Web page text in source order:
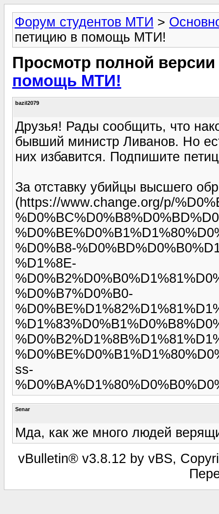
Форум студентов МТИ >
петицию в помощь МТИ!
Просмотр полной
помощь МТИ!
bazil2079
Друзья! Рады сообщить, что
бывший министр Ливанов. Но
них избавится. Подпишите
За отставку убийцы высшего
(https://www.change.org/p/
%D0%B8-
%D1%8E-
%D0%B7%D0%B0-
ss-
Senar
Мда, как же много людей
vBulletin® v3.8.12 by vBS,